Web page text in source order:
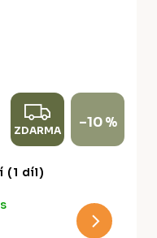
Z
D
ZDARMA –10 %
(1 díl)